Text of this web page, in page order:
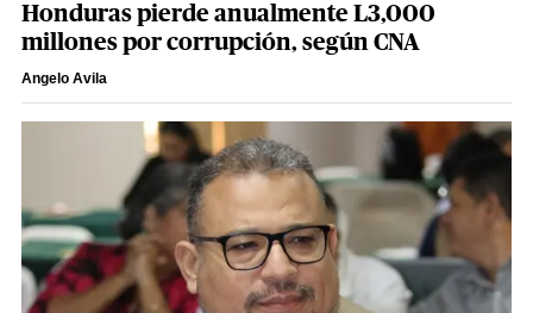
Honduras pierde anualmente L3,000
millones por corrupción, según CNA
Angelo Avila